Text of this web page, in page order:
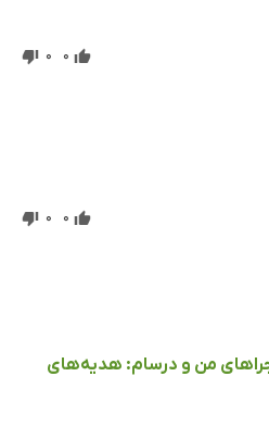
0
0
0
0
من و درسام: هدیه‌های